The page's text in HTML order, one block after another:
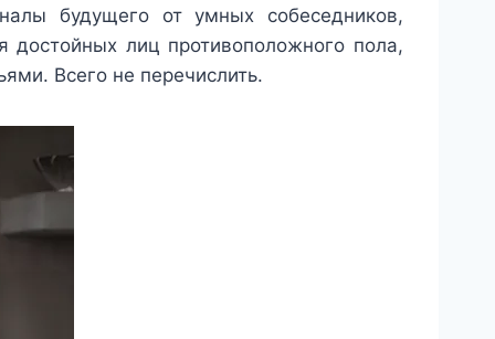
будущего от умных собеседников,
лиц противоположного пола,
Всего не перечислить.